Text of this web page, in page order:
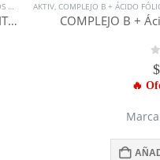
Proteina Vegana ( 24 servicios ) – HAMMER NUTRITION
AKTIV,COMPLEJO B + ÁCIDO
COMPLEJO B +
0
$